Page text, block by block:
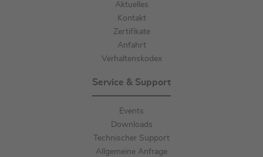
Aktuelles
Kontakt
Zertifikate
Anfahrt
Verhaltenskodex
Service & Support
Events
Downloads
Technischer Support
Allgemeine Anfrage